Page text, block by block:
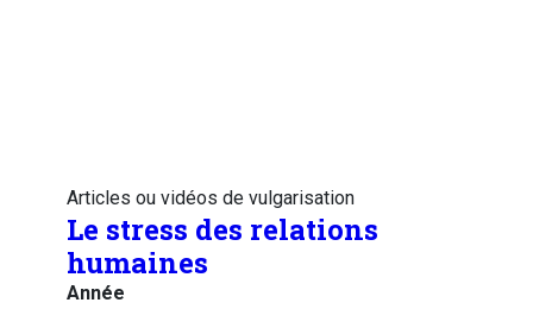
Articles ou vidéos de vulgarisation
Le stress des relations
humaines
Année